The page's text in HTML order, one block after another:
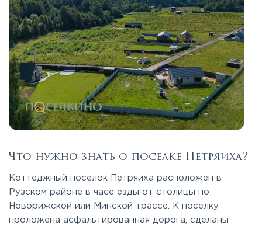
Что нужно знать о поселке Петряиха?
Коттеджный поселок Петряиха расположен в
Рузском районе в часе езды от столицы по
Новорижской или Минской трассе. К поселку
проложена асфальтированная дорога, сделаны